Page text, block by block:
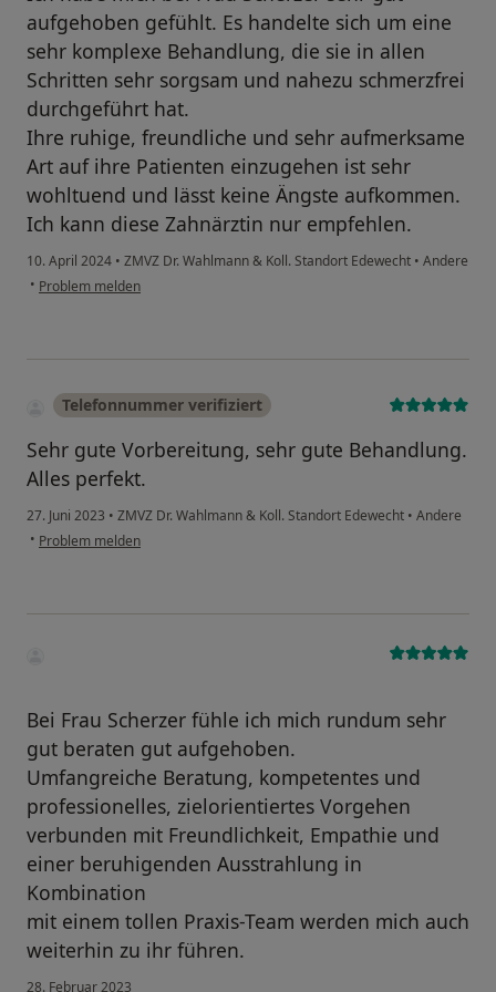
aufgehoben gefühlt. Es handelte sich um eine
sehr komplexe Behandlung, die sie in allen
Schritten sehr sorgsam und nahezu schmerzfrei
durchgeführt hat.
Ihre ruhige, freundliche und sehr aufmerksame
Art auf ihre Patienten einzugehen ist sehr
wohltuend und lässt keine Ängste aufkommen.
Ich kann diese Zahnärztin nur empfehlen.
10. April 2024 • ZMVZ Dr. Wahlmann & Koll. Standort Edewecht • Andere
• Problem melden
Telefonnummer verifiziert
Sehr gute Vorbereitung, sehr gute Behandlung.
Alles perfekt.
27. Juni 2023 • ZMVZ Dr. Wahlmann & Koll. Standort Edewecht • Andere
• Problem melden
Bei Frau Scherzer fühle ich mich rundum sehr
gut beraten gut aufgehoben.
Umfangreiche Beratung, kompetentes und
professionelles, zielorientiertes Vorgehen
verbunden mit Freundlichkeit, Empathie und
einer beruhigenden Ausstrahlung in
Kombination
mit einem tollen Praxis-Team werden mich auch
weiterhin zu ihr führen.
28. Februar 2023